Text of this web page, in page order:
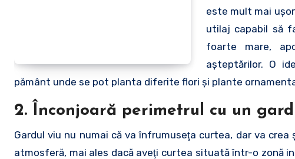
este mult mai
utilaj capabil să
foarte mare,
aşteptărilor. O
pământ unde se pot planta diferite flori şi plante
2. Înconjoară perimetrul cu un
Gardul viu nu numai că va înfrumuseţa curtea, dar va
atmosferă, mai ales dacă aveţi curtea situată într-o zonă